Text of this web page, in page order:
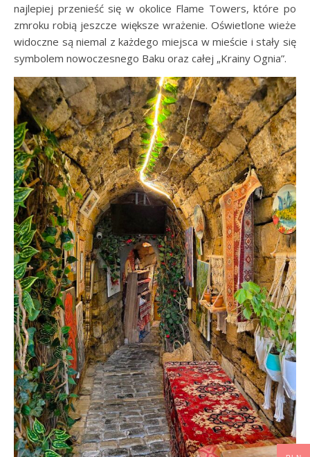
najlepiej przenieść się w okolice Flame Towers, które po
zmroku robią jeszcze większe wrażenie. Oświetlone wieże
widoczne są niemal z każdego miejsca w mieście i stały się
symbolem nowoczesnego Baku oraz całej „Krainy Ognia”.